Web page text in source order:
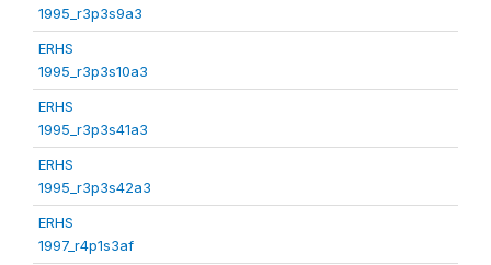
1995_r3p3s9a3
ERHS
1995_r3p3s10a3
ERHS
1995_r3p3s41a3
ERHS
1995_r3p3s42a3
ERHS
1997_r4p1s3af